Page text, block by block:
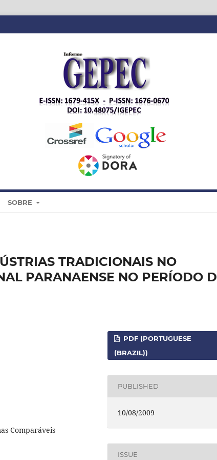
SOBRE
TRADICIONAIS NO
PARANAENSE NO PERÍODO
Comparáveis
PDF (PORTUGUESE
(BRAZIL))
PUBLISHED
10/08/2009
ISSUE